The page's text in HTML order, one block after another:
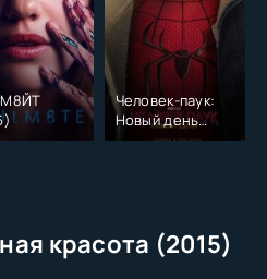
Человек-паук:
Новый день
(2026)
красота (2015)